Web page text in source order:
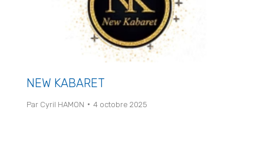
NEW KABARET
Par Cyril HAMON 4 octobre 2025